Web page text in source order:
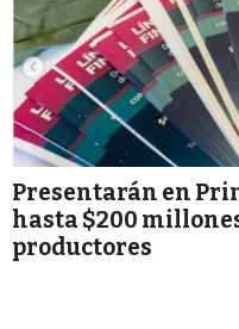
Presentarán en
hasta $200
productores